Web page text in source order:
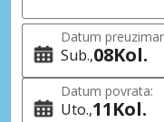
Datum
Sub. 08Kol.
Datum povrata:
Uto. 11Kol.